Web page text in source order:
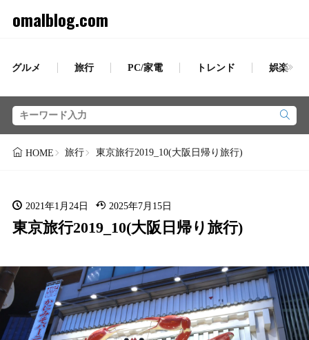
omalblog.com
グルメ 旅行 PC/家電 トレンド 娯楽
HOME 旅行 東京旅行2019_10(大阪日帰り旅行)
2021年1月24日 2025年7月15日
東京旅行2019_10(大阪日帰り旅行)